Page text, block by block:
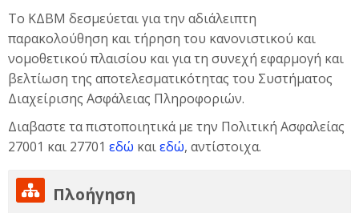
Το ΚΔΒΜ δεσμεύεται για την αδιάλειπτη
παρακολούθηση και τήρηση του κανονιστικού και
νομοθετικού πλαισίου και για τη συνεχή εφαρμογή και
βελτίωση της αποτελεσματικότητας του Συστήματος
Διαχείρισης Ασφάλειας Πληροφοριών.
Διαβαστε τα πιστοποιητικά με την Πολιτική Ασφαλείας
27001 και 27701 εδώ καιεδώ, αντίστοιχα.
Παράλειψη Πλοήγηση
Πλοήγηση